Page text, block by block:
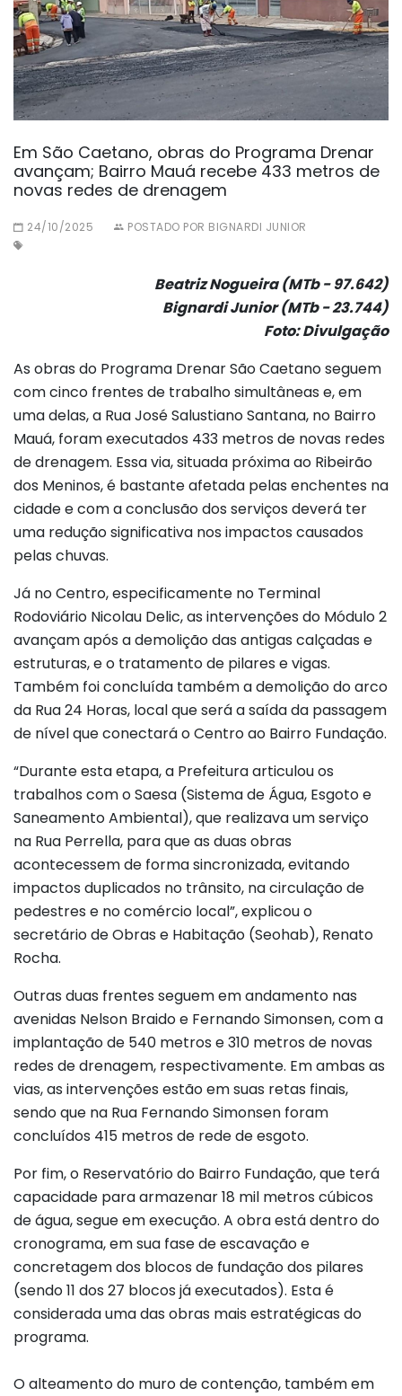
Em São Caetano, obras do Programa Drenar
avançam; Bairro Mauá recebe 433 metros de
novas redes de drenagem
24/10/2025 POSTADO POR BIGNARDI JUNIOR
Beatriz Nogueira (MTb - 97.642)
Bignardi Junior (MTb - 23.744)
Foto: Divulgação
As obras do Programa Drenar São Caetano seguem
com cinco frentes de trabalho simultâneas e, em
uma delas, a Rua José Salustiano Santana, no Bairro
Mauá, foram executados 433 metros de novas redes
de drenagem. Essa via, situada próxima ao Ribeirão
dos Meninos, é bastante afetada pelas enchentes na
cidade e com a conclusão dos serviços deverá ter
uma redução significativa nos impactos causados
pelas chuvas.
Já no Centro, especificamente no Terminal
Rodoviário Nicolau Delic, as intervenções do Módulo 2
avançam após a demolição das antigas calçadas e
estruturas, e o tratamento de pilares e vigas.
Também foi concluída também a demolição do arco
da Rua 24 Horas, local que será a saída da passagem
de nível que conectará o Centro ao Bairro Fundação.
“Durante esta etapa, a Prefeitura articulou os
trabalhos com o Saesa (Sistema de Água, Esgoto e
Saneamento Ambiental), que realizava um serviço
na Rua Perrella, para que as duas obras
acontecessem de forma sincronizada, evitando
impactos duplicados no trânsito, na circulação de
pedestres e no comércio local”, explicou o
secretário de Obras e Habitação (Seohab), Renato
Rocha.
Outras duas frentes seguem em andamento nas
avenidas Nelson Braido e Fernando Simonsen, com a
implantação de 540 metros e 310 metros de novas
redes de drenagem, respectivamente. Em ambas as
vias, as intervenções estão em suas retas finais,
sendo que na Rua Fernando Simonsen foram
concluídos 415 metros de rede de esgoto.
Por fim, o Reservatório do Bairro Fundação, que terá
capacidade para armazenar 18 mil metros cúbicos
de água, segue em execução. A obra está dentro do
cronograma, em sua fase de escavação e
concretagem dos blocos de fundação dos pilares
(sendo 11 dos 27 blocos já executados). Esta é
considerada uma das obras mais estratégicas do
programa.
O alteamento do muro de contenção, também em